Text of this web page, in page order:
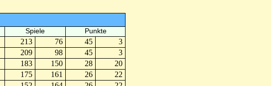
Spiele Punkte
213 76 45
3
209 98 45
3
183 150 28
20
175 161 26
22